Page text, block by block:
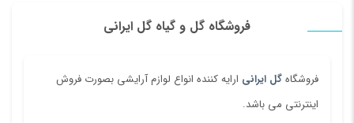
فروشگاه گل و گیاه گل ایرانی
فروشگاهگل ایرانی ارایه کننده انواع لوازم آرایشی بصورت فروش
اینترنتی می باشد.